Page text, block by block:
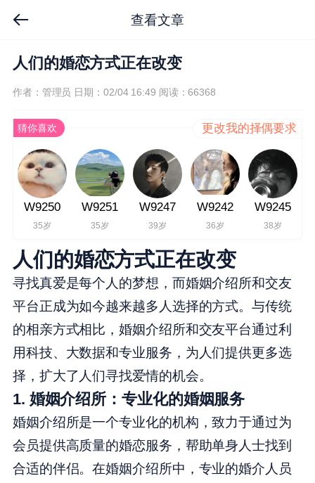
查看文章
人们的婚恋方式正在改变
作者：管理员 日期：02/04 16:49 阅读：66368
猜你喜欢 更改我的择偶要求
W9250
35岁
W9251
35岁
W9247
39岁
W9242
36岁
W9245
38岁
人们的婚恋方式正在改变
寻找真爱是每个人的梦想，而婚姻介绍所和交友
平台正成为如今越来越多人选择的方式。与传统
的相亲方式相比，婚姻介绍所和交友平台通过利
用科技、大数据和专业服务，为人们提供更多选
择，扩大了人们寻找爱情的机会。
1. 婚姻介绍所：专业化的婚姻服务
婚姻介绍所是一个专业化的机构，致力于通过为
会员提供高质量的婚恋服务，帮助单身人士找到
合适的伴侣。在婚姻介绍所中，专业的婚介人员